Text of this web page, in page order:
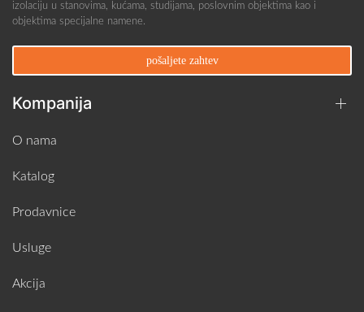
izolaciju u stanovima, kućama, studijama, poslovnim objektima kao i
objektima specijalne namene.
pošaljete zahtev
Kompanija
O nama
Katalog
Prodavnice
Usluge
Akcija